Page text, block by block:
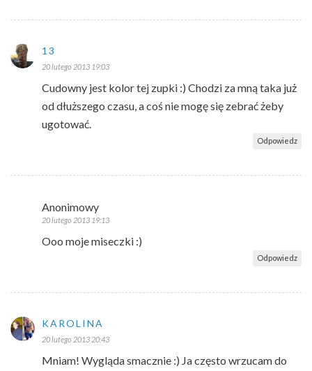
13
20 lutego 2013 19:03
Cudowny jest kolor tej zupki :) Chodzi za mną taka już
od dłuższego czasu, a coś nie mogę się zebrać żeby
ugotować.
Odpowiedz
Anonimowy
20 lutego 2013 19:13
Ooo moje miseczki :)
Odpowiedz
KAROLINA
20 lutego 2013 20:43
Mniam! Wygląda smacznie :) Ja często wrzucam do